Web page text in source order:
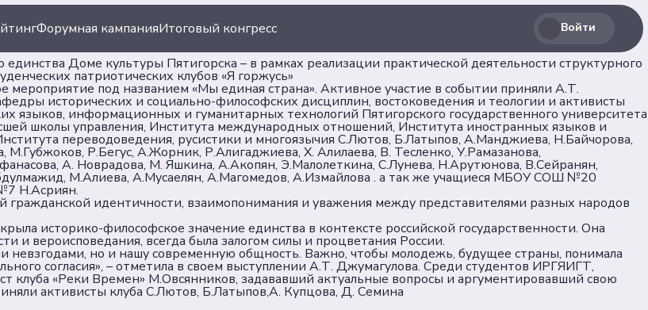
Форумная кампанияИтоговый конгресс Войти
Доме культуры Пятигорска – в рамках реализации практической деятельности структурного
патриотических клубов «Я горжусь»
мероприятие под названием «Мы единая страна». Активное участие в событии приняли А.Т.
исторических и социально-философских дисциплин, востоковедения и теологии и активисты
языков, информационных и гуманитарных технологий Пятигорского государственного университета
школы управления, Института международных отношений, Института иностранных языков и
переводоведения, русистики и многоязычия С.Лютов, Б.Латыпов, А.Манджиева, Н.Байчорова,
Р.Бегус, А.Жорник, Р.Алигаджиева, Х. Алилаева, В. Тесленко, У.Рамазанова,
А. Новрадова, М. Яшкина, А.Акопян, Э.Малолеткина, С.Лунева, Н.Арутюнова, В.Сейранян,
М.Алиева, А.Мусаелян, А.Магомедов, А.Измайлова . а так же учащиеся МБОУ СОШ №20
Н.Асриян.
идентичности, взаимопонимания и уважения между представителями разных народов
историко-философское значение единства в контексте российской государственности. Она
и вероисповедания, всегда была залогом силы и процветания России.
невзгодами, но и нашу современную общность. Важно, чтобы молодежь, будущее страны, понимала
согласия», – отметила в своем выступлении А.Т. Джумагулова. Среди студентов ИРГЯИГТ,
клуба «Реки Времен» М.Овсянников, задававший актуальные вопросы и аргументировавший свою
активисты клуба С.Лютов, Б.Латыпов,А. Купцова, Д. Семина
Документы
Пользовательское соглашение
Согласие на обработку
персональных данных
Политика обеспечения
Соц. сети
Телеграм
ВКонтакте